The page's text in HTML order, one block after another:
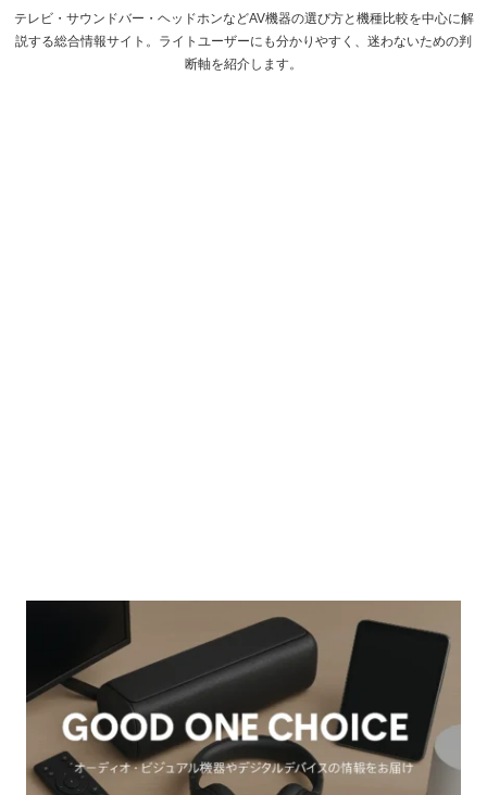
テレビ・サウンドバー・ヘッドホンなどAV機器の選び方と機種比較を中心に解
説する総合情報サイト。ライトユーザーにも分かりやすく、迷わないための判
断軸を紹介します。